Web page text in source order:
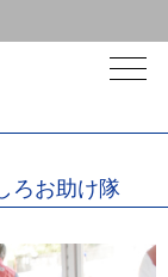
ろお助け隊